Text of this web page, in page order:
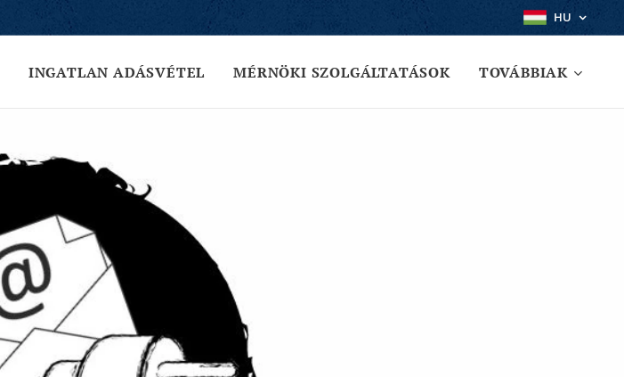
HU
INGATLAN ADÁSVÉTEL MÉRNÖKI SZOLGÁLTATÁSOK TOVÁBBIAK